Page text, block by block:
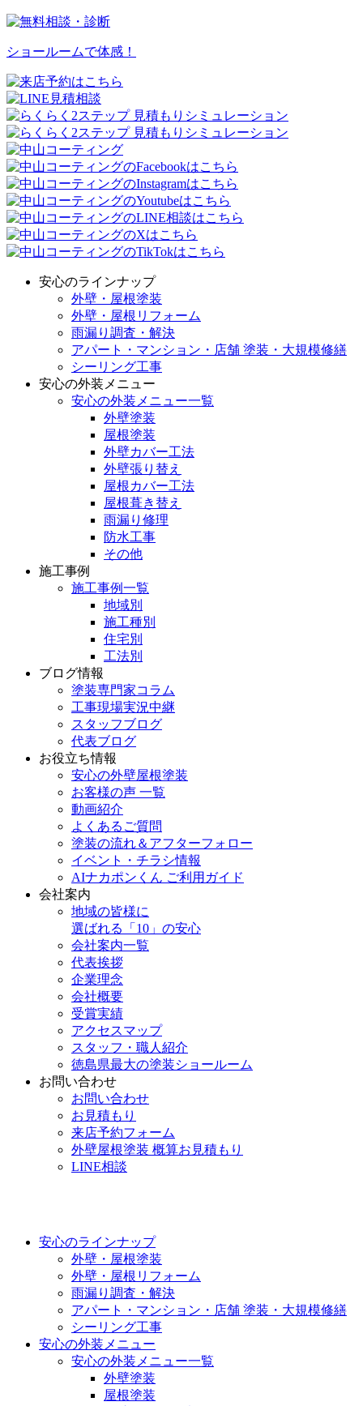
ショールームで体感！
安心のラインナップ
外壁・屋根塗装
外壁・屋根リフォーム
雨漏り調査・解決
アパート・マンション・店舗 塗装・大規模修繕
シーリング工事
安心の外装メニュー
安心の外装メニュー一覧
外壁塗装
屋根塗装
外壁カバー工法
外壁張り替え
屋根カバー工法
屋根葺き替え
雨漏り修理
防水工事
その他
施工事例
施工事例一覧
地域別
施工種別
住宅別
工法別
ブログ情報
塗装専門家コラム
工事現場実況中継
スタッフブログ
代表ブログ
お役立ち情報
安心の外壁屋根塗装
お客様の声 一覧
動画紹介
よくあるご質問
塗装の流れ＆アフターフォロー
イベント・チラシ情報
AIナカポンくん ご利用ガイド
会社案内
地域の皆様に
選ばれる「10」の安心
会社案内一覧
代表挨拶
企業理念
会社概要
受賞実績
アクセスマップ
スタッフ・職人紹介
徳島県最大の塗装ショールーム
お問い合わせ
お問い合わせ
お見積もり
来店予約フォーム
外壁屋根塗装 概算お見積もり
LINE相談
安心のラインナップ
外壁・屋根塗装
外壁・屋根リフォーム
雨漏り調査・解決
アパート・マンション・店舗 塗装・大規模修繕
シーリング工事
安心の外装メニュー
安心の外装メニュー一覧
外壁塗装
屋根塗装